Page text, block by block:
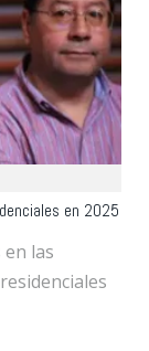
en 2025
las